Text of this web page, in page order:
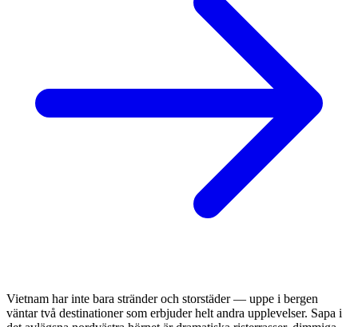
Vietnam har inte bara stränder och storstäder — uppe i bergen
väntar två destinationer som erbjuder helt andra upplevelser. Sapa i